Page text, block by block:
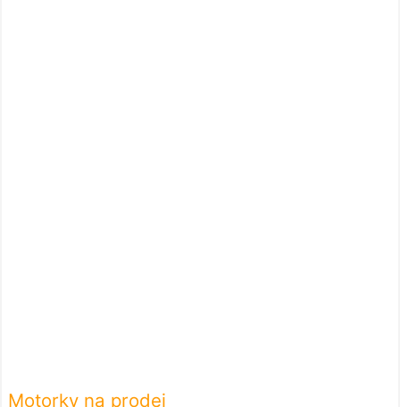
Motorky na prodej